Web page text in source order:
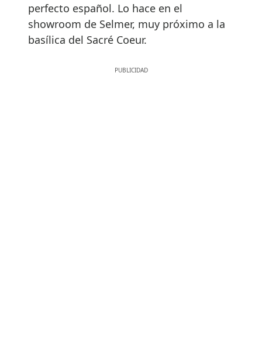
perfecto español. Lo hace en el
showroom de Selmer, muy próximo a la
basílica del Sacré Coeur.